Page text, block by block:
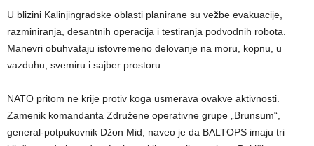
U blizini Kalinjingradske oblasti planirane su vežbe evakuacije,
razminiranja, desantnih operacija i testiranja podvodnih robota.
Manevri obuhvataju istovremeno delovanje na moru, kopnu, u
vazduhu, svemiru i sajber prostoru.
NATO pritom ne krije protiv koga usmerava ovakve aktivnosti.
Zamenik komandanta Združene operativne grupe „Brunsum“,
general-potpukovnik Džon Mid, naveo je da BALTOPS imaju tri